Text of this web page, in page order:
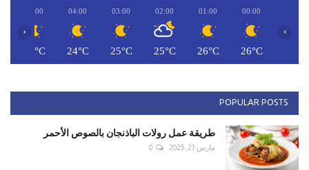
00:00
26°C
01:00
26°C
02:00
25°C
03:00
25°C
04:00
24°C
05:00
24°C
‹ ›
POPULAR POSTS
طريقة عمل رولات الباذنجان بالصوص الأحمر
مارس 21, 2025 0